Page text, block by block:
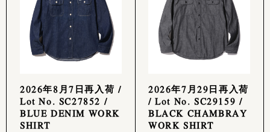
2026年8月7日再入荷 /
Lot No. SC27852 /
BLUE DENIM WORK
SHIRT
2026年7月29日再入荷
/ Lot No. SC29159 /
BLACK CHAMBRAY
WORK SHIRT